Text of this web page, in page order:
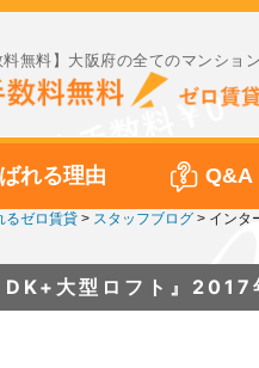
料無料】大阪府の全てのマンショ
れる理由 Q&A
るゼロ賃貸 > スタッフブログ > インタ
大型ロフト』2017